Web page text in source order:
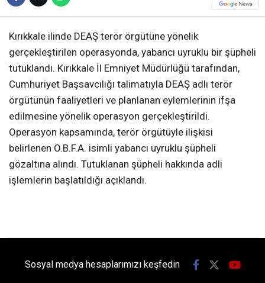
Kırıkkale ilinde DEAŞ terör örgütüne yönelik
gerçekleştirilen operasyonda, yabancı uyruklu bir şüpheli
tutuklandı. Kırıkkale İl Emniyet Müdürlüğü tarafından,
Cumhuriyet Başsavcılığı talimatıyla DEAŞ adlı terör
örgütünün faaliyetleri ve planlanan eylemlerinin ifşa
edilmesine yönelik operasyon gerçekleştirildi.
Operasyon kapsamında, terör örgütüyle ilişkisi
belirlenen O.B.F.A. isimli yabancı uyruklu şüpheli
gözaltına alındı. Tutuklanan şüpheli hakkında adli
işlemlerin başlatıldığı açıklandı.
Sosyal medya hesaplarımızı keşfedin